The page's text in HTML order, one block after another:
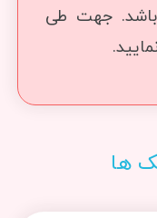
باشد. جهت طی
ها